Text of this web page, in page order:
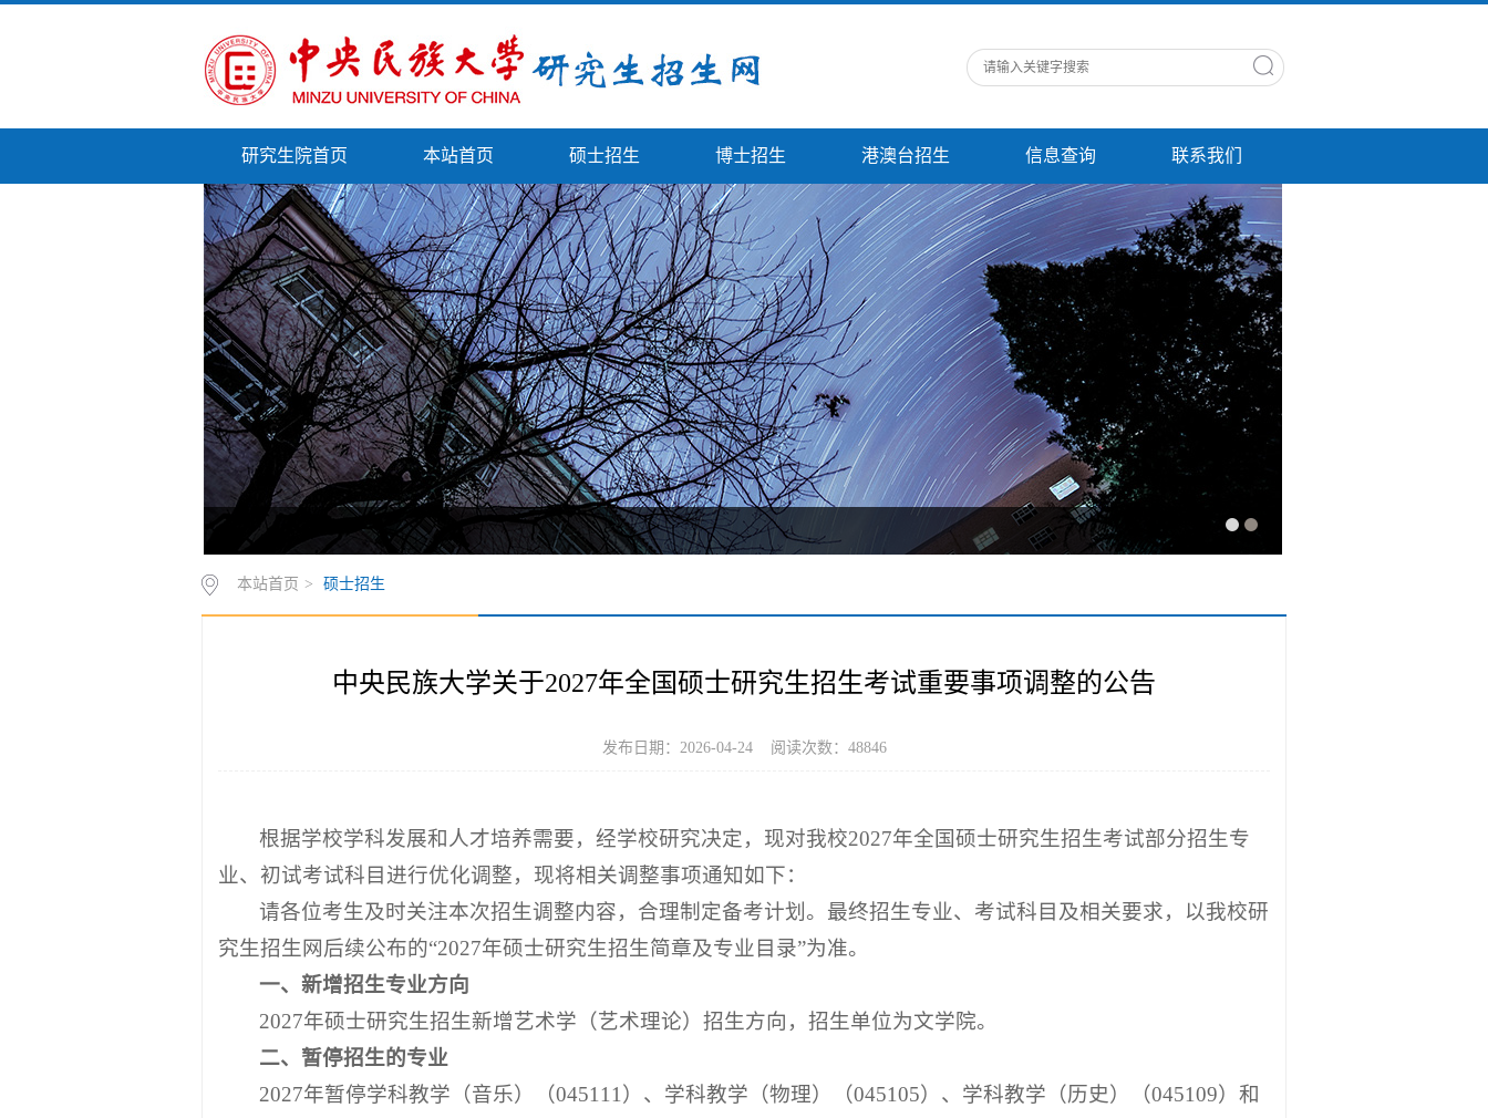
研究生院首页 本站首页 硕士招生 博士招生 港澳台招生 信息查询 联系我们
中央民族大学研究生招生网1
本站首页 > 硕士招生
中央民族大学关于2027年全国硕士研究生招生考试重要事项调整的公告
发布日期：2026-04-24 阅读次数： 48846
根据学校学科发展和人才培养需要，经学校研究决定，现对我校2027年全国硕士研究生招生考试部分招生专
业、初试考试科目进行优化调整，现将相关调整事项通知如下：
请各位考生及时关注本次招生调整内容，合理制定备考计划。最终招生专业、考试科目及相关要求，以我校研
究生招生网后续公布的“2027年硕士研究生招生简章及专业目录”为准。
一、新增招生专业方向
2027年硕士研究生招生新增艺术学（艺术理论）招生方向，招生单位为文学院。
二、暂停招生的专业
2027年暂停学科教学（音乐）（045111）、学科教学（物理）（045105）、学科教学（历史）（045109）和